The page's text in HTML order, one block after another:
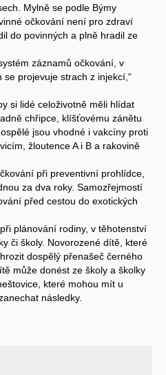
Mylně se podle Býmy
očkování není pro zdraví
do povinných a plně hradil ze
záznamů očkování, v
projevuje strach z injekcí,“
si lidé celoživotně měli hlídat
chřipce, klíšťovému zánětu
jsou vhodné i vakcíny proti
žloutence A i B a rakovině
při preventivní prohlídce,
za dva roky. Samozřejmostí
před cestou do exotických
plánování rodiny, v těhotenství
či školy. Novorozené dítě, které
dospělý přenašeč černého
může donést ze školy a školky
které mohou mít u
následky.